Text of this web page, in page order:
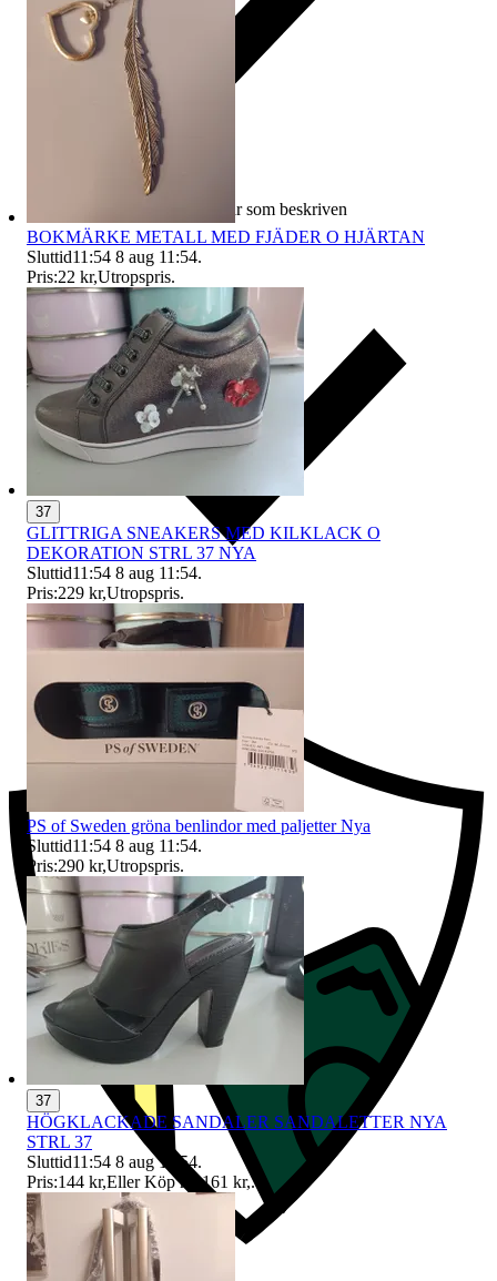
Ersättning om varan inte är som beskriven
BOKMÄRKE METALL MED FJÄDER O HJÄRTAN
Sluttid11:54 8 aug 11:54.
Pris:22 kr,Utropspris.
37
GLITTRIGA SNEAKERS MED KILKLACK O
DEKORATION STRL 37 NYA
Sluttid11:54 8 aug 11:54.
Pris:229 kr,Utropspris.
PS of Sweden gröna benlindor med paljetter Nya
Sluttid11:54 8 aug 11:54.
Pris:290 kr,Utropspris.
37
HÖGKLACKADE SANDALER SANDALETTER NYA
STRL 37
Sluttid11:54 8 aug 11:54.
Pris:144 kr,Eller Köp nu 161 kr,.